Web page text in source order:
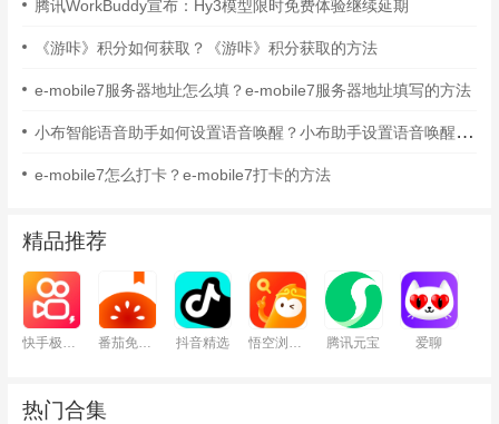
腾讯WorkBuddy宣布：Hy3模型限时免费体验继续延期
《游咔》积分如何获取？《游咔》积分获取的方法
e-mobile7服务器地址怎么填？e-mobile7服务器地址填写的方法
小布智能语音助手如何设置语音唤醒？小布助手设置语音唤醒的方法
e-mobile7怎么打卡？e-mobile7打卡的方法
精品推荐
快手极速版 番茄免费小说 抖音精选 悟空浏览器 腾讯元宝 爱聊
热门合集